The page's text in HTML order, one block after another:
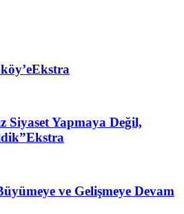
Ekstra
Siyaset Yapmaya Değil,
Ekstra
ve Gelişmeye Devam